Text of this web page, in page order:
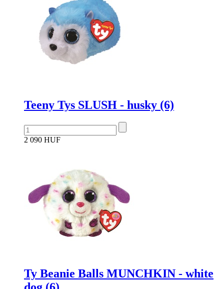
Teeny Tys SLUSH - husky (6)
2 090 HUF
Ty Beanie Balls MUNCHKIN - white